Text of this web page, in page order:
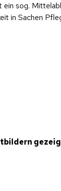
ein sog.
in Sachen